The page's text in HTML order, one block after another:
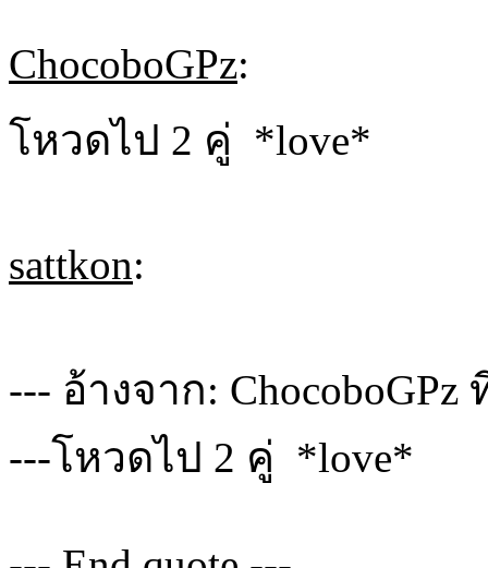
ChocoboGPz:
โหวดไป 2 คู่ *love*
sattkon:
--- อ้างจาก: ChocoboGPz
---โหวดไป 2 คู่ *love*